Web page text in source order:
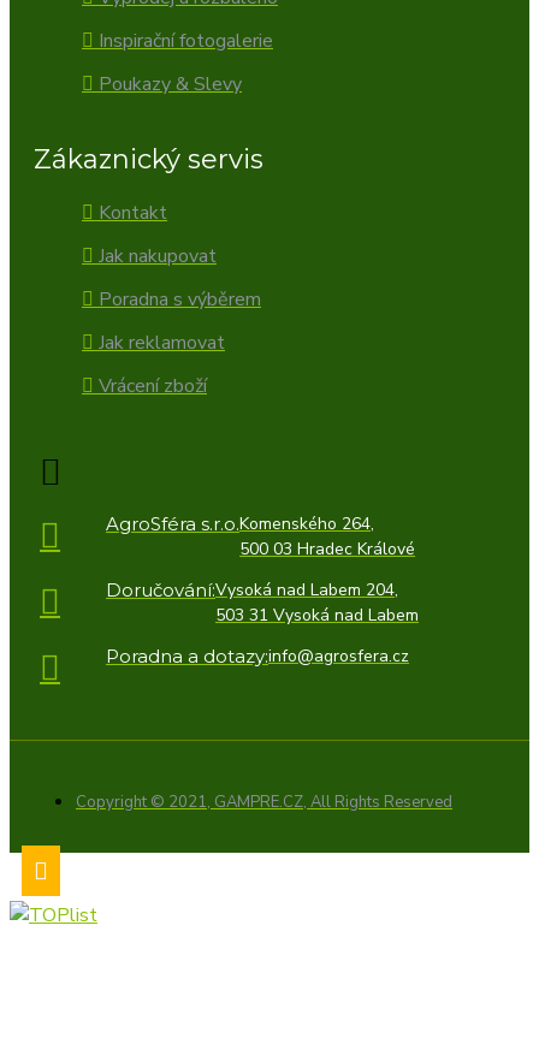
Inspirační fotogalerie
Poukazy & Slevy
Zákaznický servis
Kontakt
Jak nakupovat
Poradna s výběrem
Jak reklamovat
Vrácení zboží
AgroSféra s.r.o.Komenského 264,
500 03 Hradec Králové
Doručování:Vysoká nad Labem 204,
503 31 Vysoká nad Labem
Poradna a dotazy:info@agrosfera.cz
Copyright © 2021, GAMPRE.CZ, All Rights Reserved